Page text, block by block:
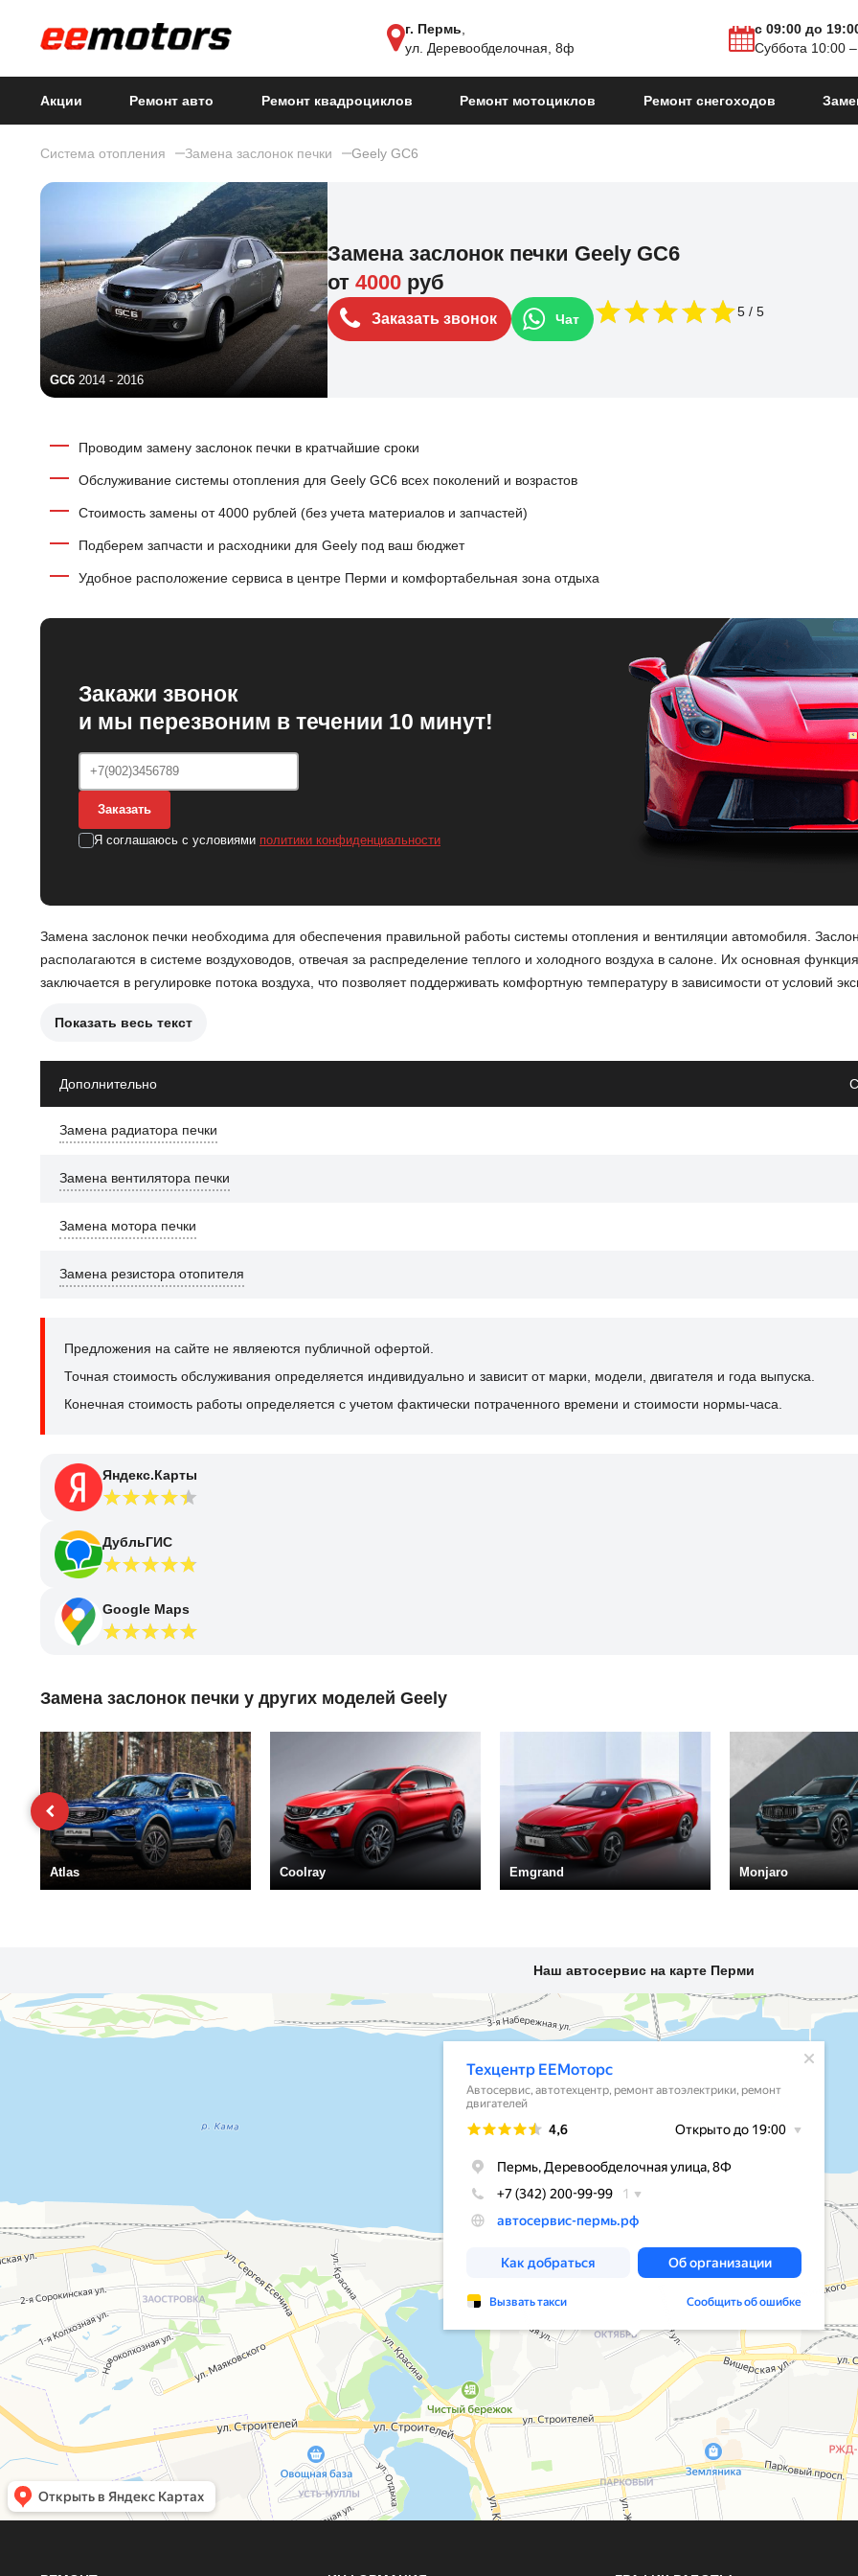
г. Пермь
ул. Деревообделочная, 8ф
с 09:00 до
Суббота 10:00
Акции Ремонт авто Ремонт квадроциклов Ремонт мотоциклов Ремонт снегоходов
Система отопления Замена заслонок печки Geely GC6
GC6 2014 - 2016
Замена заслонок печки Geely GC6
от 4000 руб
Заказать звонок Чат 5
Проводим замену заслонок печки в кратчайшие сроки
Обслуживание системы отопления для Geely GC6 всех поколений и возрастов
Стоимость замены от 4000 рублей (без учета материалов и запчастей)
Подберем запчасти и расходники для Geely под ваш бюджет
Удобное расположение сервиса в центре Перми и комфортабельная зона отдыха
Закажи звонок
и мы перезвоним в течении 10 минут!
Заказать
Я соглашаюсь с условиями политики конфиденциальности
Замена заслонок печки необходима для обеспечения правильной работы системы отопления и вентиляции автомобиля.
располагаются в системе воздуховодов, отвечая за распределение теплого и холодного воздуха в салоне. Их основная функция
заключается в регулировке потока воздуха, что позволяет поддерживать комфортную температуру в зависимости от условий
Причины замены заслонок печки могут включать:
Застревание заслонки в открытом или закрытом положении, что влияет на эффективность обогрева.
Повреждение заслонки, что может привести к утечкам воздуха и снижению производительности системы.
После замены заслонок печки автомобиль Geely GC6 будет обеспечивать более точное распределение воздуха, что улучшит
Показать весь текст
Дополнительно
Замена радиатора печки
Замена вентилятора печки
Замена мотора печки
Замена резистора отопителя
Предложения на сайте не являеются публичной офертой.
Точная стоимость обслуживания определяется индивидуально и зависит от марки, модели, двигателя и года выпуска.
Конечная стоимость работы определяется с учетом фактически потраченного времени и стоимости нормы-часа.
Яндекс.Карты
ДубльГИС
Google Maps
Замена заслонок печки у других моделей Geely
Atlas Coolray Emgrand Monjaro
Наш автосервис на карте Перми